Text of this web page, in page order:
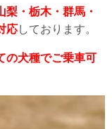
梨・栃木・群馬・
応しております。
の犬種でご乗車可